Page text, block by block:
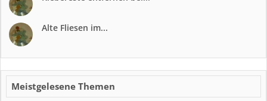
Alte Fliesen im...
Meistgelesene Themen